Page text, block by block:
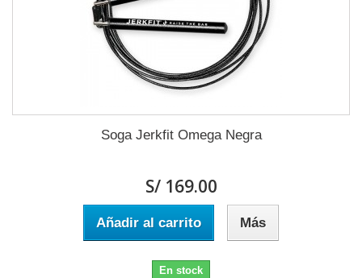
Soga Jerkfit Omega Negra
S/ 169.00
Añadir al carrito Más
En stock